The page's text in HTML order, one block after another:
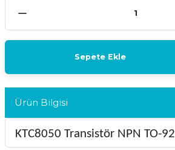
Sepete Ekle
Ürün Bilgisi
KTC8050 Transistör NPN TO-92